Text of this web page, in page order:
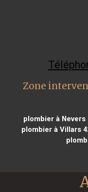
Zone
plombier à Nevers
plombier à Villars